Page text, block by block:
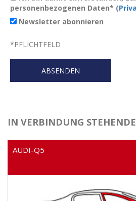
personenbezogenen Daten* (
Newsletter abonnieren
*PFLICHTFELD
IN VERBINDUNG
AUDI-Q5